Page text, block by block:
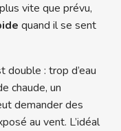
vite que prévu,
quand il se sent
double : trop d’eau
chaude, un
demander des
au vent. L’idéal